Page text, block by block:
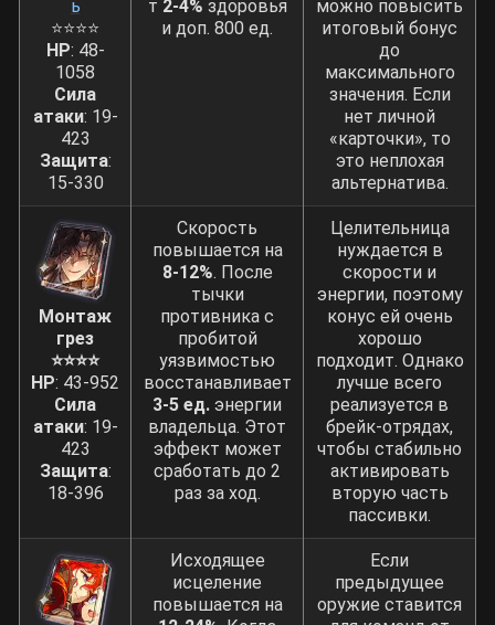
ь
⭐⭐⭐⭐
HP: 48-
1058
Сила
атаки: 19-
423
Защита:
15-330
т 2-4% здоровья
и доп. 800 ед.
можно повысить
итоговый бонус
до
максимального
значения. Если
нет личной
«карточки», то
это неплохая
альтернатива.
Монтаж
грез
⭐⭐⭐⭐
HP: 43-952
Сила
атаки: 19-
423
Защита:
18-396
Скорость
повышается на
8-12%. После
тычки
противника с
пробитой
уязвимостью
восстанавливает
3-5 ед. энергии
владельца. Этот
эффект может
сработать до 2
раз за ход.
Целительница
нуждается в
скорости и
энергии, поэтому
конус ей очень
хорошо
подходит. Однако
лучше всего
реализуется в
брейк-отрядах,
чтобы стабильно
активировать
вторую часть
пассивки.
Исходящее
исцеление
повышается на
Если
предыдущее
оружие ставится